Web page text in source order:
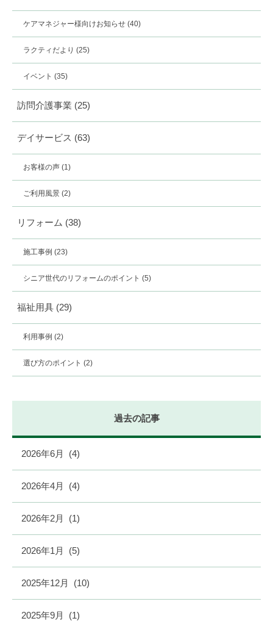
ケアマネジャー様向けお知らせ (40)
ラクティだより (25)
イベント (35)
訪問介護事業 (25)
デイサービス (63)
お客様の声 (1)
ご利用風景 (2)
リフォーム (38)
施工事例 (23)
シニア世代のリフォームのポイント (5)
福祉用具 (29)
利用事例 (2)
選び方のポイント (2)
過去の記事
2026年6月 (4)
2026年4月 (4)
2026年2月 (1)
2026年1月 (5)
2025年12月 (10)
2025年9月 (1)